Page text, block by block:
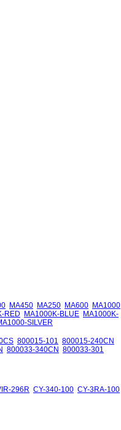
MA450 MA250 MA600 MA1000
RED MA1000K-BLUE MA1000K-
SILVER
800015-101 800015-240CN
800033-340CN 800033-301
296R CY-340-100 CY-3RA-100